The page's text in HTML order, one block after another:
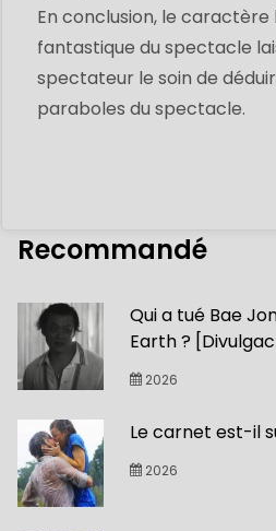
En conclusion, le caractère
fantastique du spectacle
spectateur le soin de
paraboles du spectacle.
Recommandé
Qui a tué Bae
Earth ?
2026
Le carnet est-il
2026